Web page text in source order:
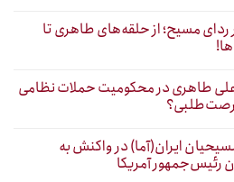
مسیح؛ از حلقه‌های طاهری تا
طاهری در محکومیت حملات نظامی
فرصت‌طلبی؟
ایران(آما) در واکنش به
رئیس‌جمهور آمریکا